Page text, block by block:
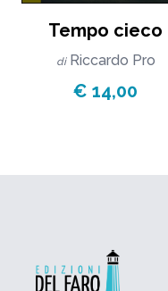
Tempo cieco
di Riccardo Pro
€ 14,00